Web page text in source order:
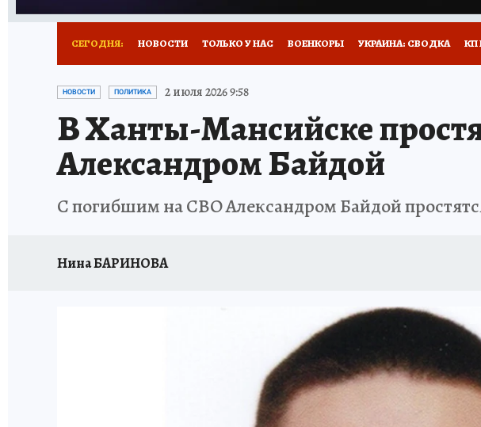
СЕГОДНЯ: НОВОСТИ ТОЛЬКО У НАС ВОЕНКОРЫ УКРАИНА: СВОДКА КП
ИСПЫТАНО НА СЕБЕ
НОВОСТИ ПОЛИТИКА 2 июля 2026 9:58
В Ханты-Мансийске
Александром Байдой
С погибшим на СВО Александром Байдой
Нина БАРИНОВА